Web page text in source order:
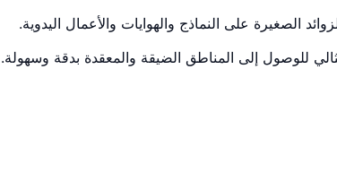
الصغيرة على النماذج والهوايات والأعمال اليدوية.
للوصول إلى المناطق الضيقة والمعقدة بدقة وسهولة.